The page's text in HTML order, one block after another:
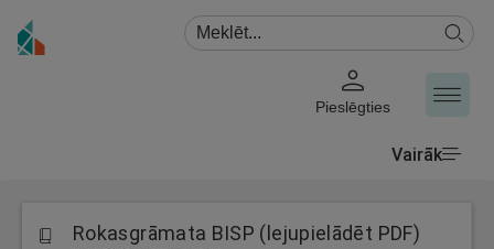
Pieslēgties
Vairāk
Rokasgrāmata BISP (lejupielādēt PDF)